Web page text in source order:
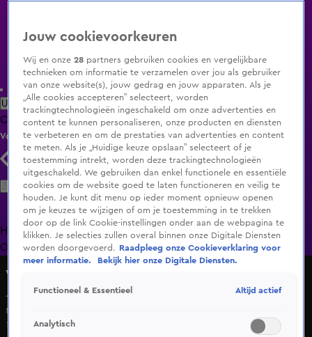
Uitzending Gemist Populaire programma's Zenders Genres
ClipsFilmsRadioSmart TV inlogShop
Volg KIJK
Zoeken
HomeUitzending Gemist Programma's De Bondgenoten
OranjezomerLivestreamsShop
Vandaag Inside
Johan in discussie met Nico Dijkshoorn: 'Ik ben het in alles
met je oneens'
14 mrt 2025, 21:36
Jouw cookievoorkeuren
Wij en onze28 partners gebruiken cookies en vergelijkbare
technieken om informatie te verzamelen over jou als gebruiker
van onze website(s), jouw gedrag en jouw apparaten. Als je
„Alle cookies accepteren” selecteert, worden
trackingtechnologieën ingeschakeld om onze advertenties en
content te kunnen personaliseren, onze producten en diensten
te verbeteren en om de prestaties van advertenties en content
te meten. Als je „Huidige keuze opslaan” selecteert of je
toestemming intrekt, worden deze trackingtechnologieën
uitgeschakeld. We gebruiken dan enkel functionele en essentiële
cookies om de website goed te laten functioneren en veilig te
houden. Je kunt dit menu op ieder moment opnieuw openen
om je keuzes te wijzigen of om je toestemming in te trekken
door op de link Cookie-instellingen onder aan de webpagina te
klikken. Je selecties zullen overal binnen onze Digitale Diensten
worden doorgevoerd.
Raadpleeg onze Cookieverklaring voor
meer informatie.
Bekijk hier onze Digitale Diensten.
Functioneel & Essentieel Altijd actief
Analytisch